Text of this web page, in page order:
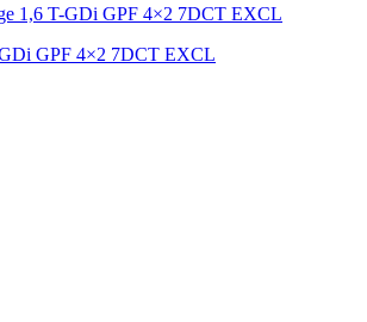
GPF 4×2 7DCT EXCL